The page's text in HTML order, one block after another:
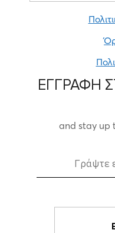
ΕΓΓΡΑΦΗ
and stay up